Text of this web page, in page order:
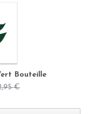
Bouteille
€